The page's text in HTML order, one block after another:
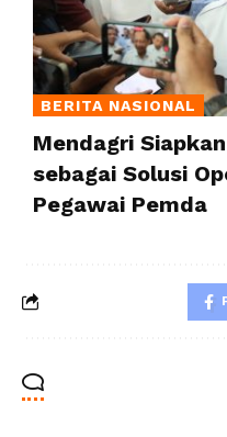
BERITA NASIONAL
Mendagri
sebagai Solusi
Pegawai Pemda